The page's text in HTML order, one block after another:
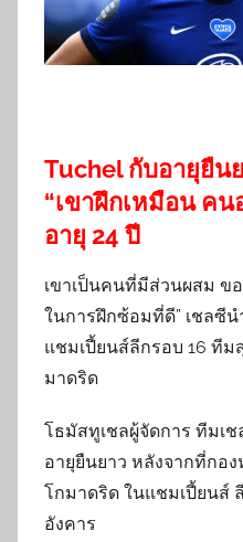
Tuchel กับอายุยืน
“เขาฝึกเหมือน ค
อายุ 24 ปี
เขาเป็นคนที่มีส่วนผสม ข
ในการฝึกซ้อมที่ดี” เชลซีน
แชมเปี้ยนส์ลีกรอบ 16 ทีม
มาดริด
โธมัสทูเชลผู้จัดการ ทีมเ
อายุยืนยาว หลังจากที่กอ
โกมาดริด ในแชมเปี้ยนส์
อังคาร